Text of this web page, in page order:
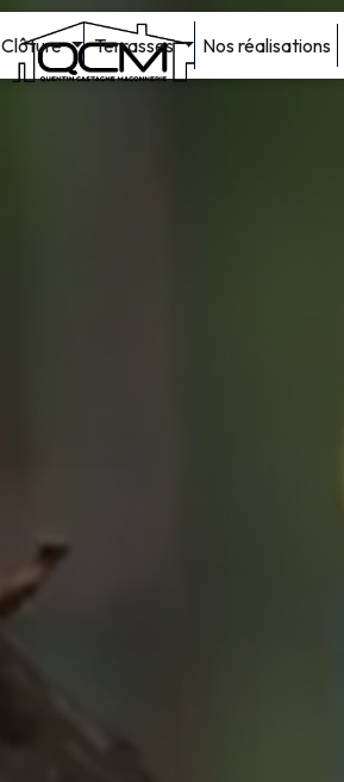
Clôture Terrasses Nos réalisations